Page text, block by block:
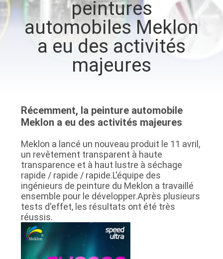
VISITE
D'USINE
CONTRÔLE
QUALITÉ
CONTACT
NOUVELLES
DEMANDE
DE
SOUMISSION
peintures
automobiles Meklon
a eu des activités
majeures
Récemment, la peinture automobile
Meklon a eu des activités majeures
Meklon a lancé un nouveau produit le 11 avril,
un revêtement transparent à haute
transparence et à haut lustre à séchage
rapide / rapide / rapide.L'équipe des
ingénieurs de peinture du Meklon a travaillé
ensemble pour le développer.Après plusieurs
tests d'effet, les résultats ont été très
réussis.